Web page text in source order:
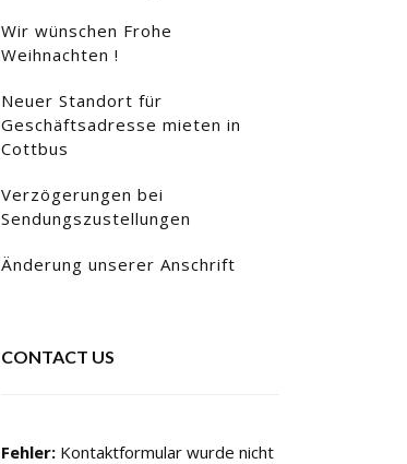
Wir wünschen Frohe
Weihnachten !
Neuer Standort für
Geschäftsadresse mieten in
Cottbus
Verzögerungen bei
Sendungszustellungen
Änderung unserer Anschrift
CONTACT US
Fehler: Kontaktformular wurde nicht